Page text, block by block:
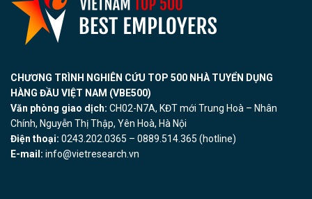
CHƯƠNG TRÌNH NGHIÊN CỨU TOP 500 NHÀ TUYỂN DỤNG
HÀNG ĐẦU VIỆT NAM (VBE500)
Văn phòng giao dịch: CH02-N7A, KĐT mới Trung Hoà – Nhân
Chính, Nguyễn Thị Thập, Yên Hoà, Hà Nội
Điện thoại: 0243.202.0365 – 0889.514.365 (hotline)
E-mail: info@vietresearch.vn